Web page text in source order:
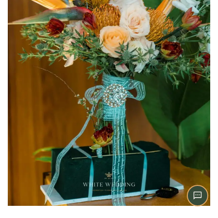
Zalo
Chat trực tiếp
Hotline
0909 056 993
Messenger
Facebook Chat
WhatsApp
For overseas clients
@whitewedding.vn
Chat ngay
Trên website, không cần tài khoản